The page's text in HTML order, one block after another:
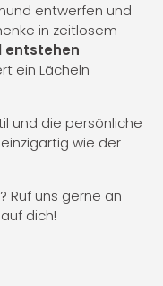
entwerfen und
in zeitlosem
entstehen
ein Lächeln
und die persönliche
wie der
Ruf uns gerne an
dich!